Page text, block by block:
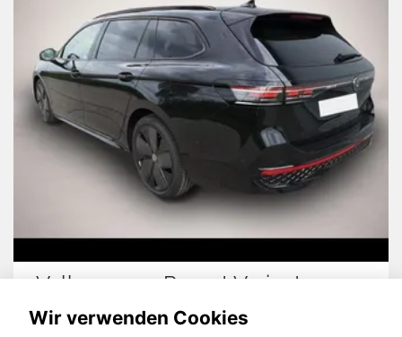
Hyundai TUCSON
Wir verwenden Cookies